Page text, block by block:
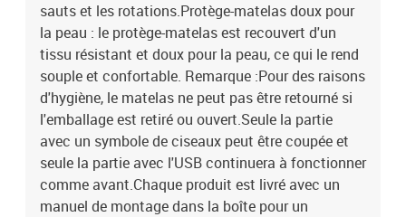
sauts et les rotations.Protège-matelas doux pour
la peau : le protège-matelas est recouvert d'un
tissu résistant et doux pour la peau, ce qui le rend
souple et confortable. Remarque :Pour des raisons
d'hygiène, le matelas ne peut pas être retourné si
l'emballage est retiré ou ouvert.Seule la partie
avec un symbole de ciseaux peut être coupée et
seule la partie avec l'USB continuera à fonctionner
comme avant.Chaque produit est livré avec un
manuel de montage dans la boîte pour un